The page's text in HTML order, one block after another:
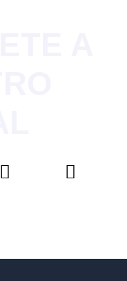
F
a
o
Y
o
b